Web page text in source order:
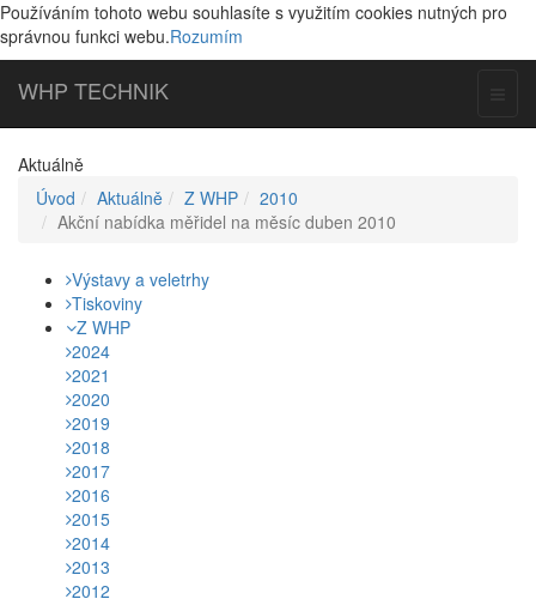
Používáním tohoto webu souhlasíte s využitím cookies nutných pro
správnou funkci webu.Rozumím
WHP TECHNIK
Aktuálně
Úvod
Aktuálně Z WHP
2010
Akční nabídka měřidel na měsíc duben 2010
Výstavy a veletrhy
Tiskoviny
Z WHP
2024
2021
2020
2019
2018
2017
2016
2015
2014
2013
2012